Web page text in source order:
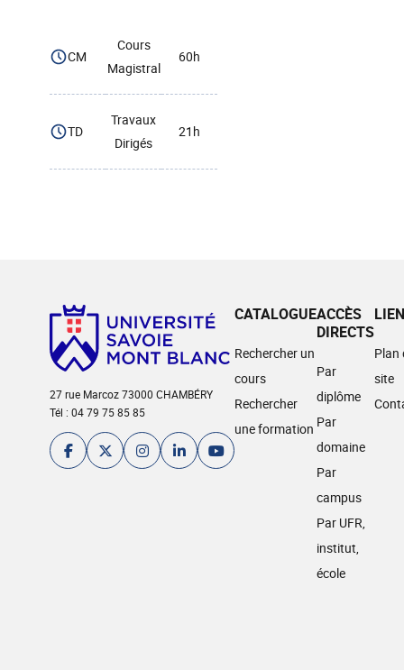
CM
Cours
Magistral
60h
TD
Travaux
Dirigés
21h
27 rue Marcoz 73000 CHAMBÉRY
Tél : 04 79 75 85 85
CATALOGUE
Rechercher un
cours
Rechercher
une formation
ACCÈS
DIRECTS
Par
diplôme
Par
domaine
Par
campus
Par UFR,
institut,
école
Plan
site